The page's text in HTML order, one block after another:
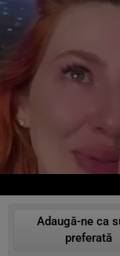
Adaugă-ne ca
preferată